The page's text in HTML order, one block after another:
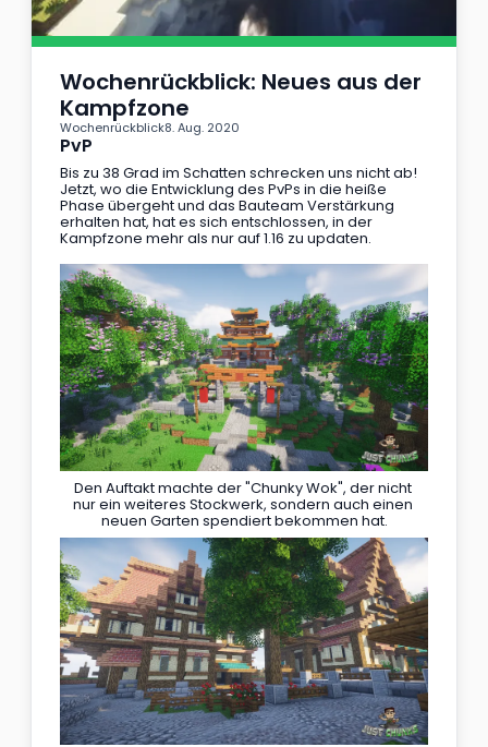
Wochenrückblick: Neues aus der
Kampfzone
Wochenrückblick8. Aug. 2020
PvP
Bis zu 38 Grad im Schatten schrecken uns nicht ab!
Jetzt, wo die Entwicklung des PvPs in die heiße
Phase übergeht und das Bauteam Verstärkung
erhalten hat, hat es sich entschlossen, in der
Kampfzone mehr als nur auf 1.16 zu updaten.
Den Auftakt machte der "Chunky Wok", der nicht
nur ein weiteres Stockwerk, sondern auch einen
neuen Garten spendiert bekommen hat.